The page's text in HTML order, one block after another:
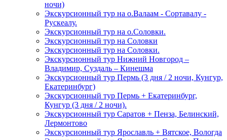
ночи)
Экскурсионный тур на о.Валаам - Сортавалу -
Рускеалу.
Экскурсионный тур на о.Соловки.
Экскурсионный тур на Соловки
Экскурсионный тур на Соловки.
Экскурсионный тур Нижний Новгород –
Владимир, Суздаль – Кинешма
Экскурсионный тур Пермь (3 дня / 2 ночи, Кунгур,
Екатеринбург)
Экскурсионный тур Пермь + Екатеринбург,
Кунгур (3 дня / 2 ночи).
Экскурсионный тур Саратов + Пенза, Белинский,
Лермонтово
Экскурсионный тур Ярославль + Вятское, Вологда